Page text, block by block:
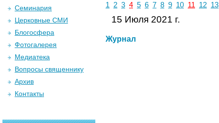
1
2 3 4 5 6 7 8 9 10 11 12 13
15 Июля 2021 г.
Журнал
Семинария
Церковные СМИ
Блогосфера
Фотогалерея
Медиатека
Вопросы священнику
Архив
Контакты